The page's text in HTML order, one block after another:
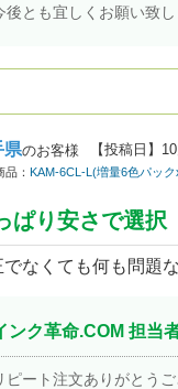
後とも宜しくお願い致し
県のお客様 【投稿日】
品： KAM-6CL-L(増量6色パッ
ぱり安さで選択
なくても何も問題な
ンク革命.COM 担当
ピート注文ありがとう